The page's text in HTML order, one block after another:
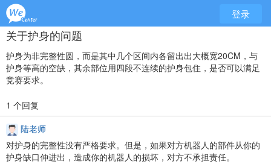
登录
关于护身的问题
护身为非完整性圆，而是其中几个区间内各留出出大概宽20CM，与
护身等高的空缺，其余部位用四段不连续的护身包住，是否可以满足
竞赛要求。
1 个回复
陆老师
对护身的完整性没有严格要求。但是，如果对方机器人的部件从你的
护身缺口伸进出，造成你的机器人的损坏，对方不承担责任。